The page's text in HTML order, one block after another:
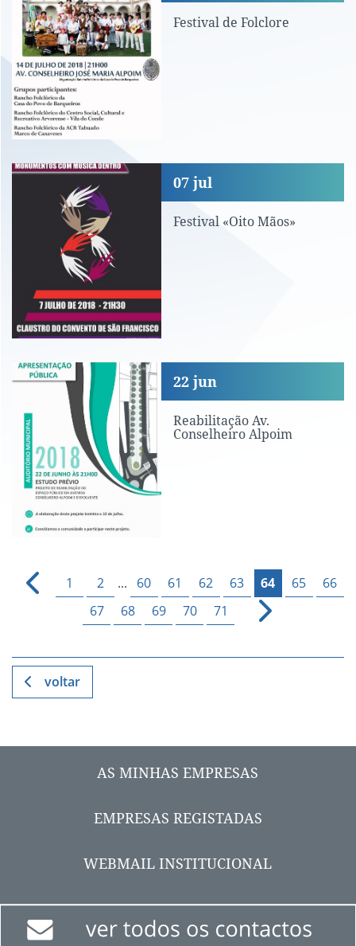
Festival de Folclore
Festival «Oito Mãos»
Festival «Oito Mãos»
07 jul
Reabilitação Av. Conselheiro Alpoim
Reabilitação Av.
Conselheiro Alpoim
22 jun
1 2 ... 60 61 62 63 64 65
66
67
68 69 70 71
voltar
AS MINHAS EMPRESAS
EMPRESAS REGISTADAS
WEBMAIL INSTITUCIONAL